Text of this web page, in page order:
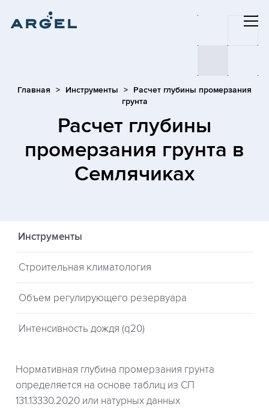
Главная Инструменты
Расчет глубины промерзания
грунта
Расчет глубины
промерзания грунта в
Семлячиках
Инструменты
Строительная климатология
Объем регулирующего резервуара
Интенсивность дождя (q20)
Нормативная глубина промерзания грунта
определяется на основе таблиц из СП
131.13330.2020 или натурных данных